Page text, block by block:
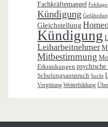
Fachkräftemangel Fehltage
Kündigung
Gleichstellung
Kündigung
Leiharbeitnehmer
Mitbestimmung
Erkrankungen
Schulungsanspruch Sucht
Vergütung Weiterbildung